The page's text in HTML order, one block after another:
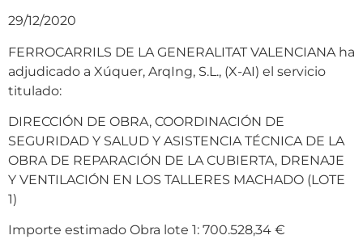
29/12/2020
FERROCARRILS DE LA GENERALITAT VALENCIANA ha
adjudicado a Xúquer, ArqIng, S.L., (X-AI) el servicio
titulado:
DIRECCIÓN DE OBRA, COORDINACIÓN DE
SEGURIDAD Y SALUD Y ASISTENCIA TÉCNICA DE LA
OBRA DE REPARACIÓN DE LA CUBIERTA, DRENAJE
Y VENTILACIÓN EN LOS TALLERES MACHADO (LOTE
1)
Importe estimado Obra lote 1: 700.528,34 €